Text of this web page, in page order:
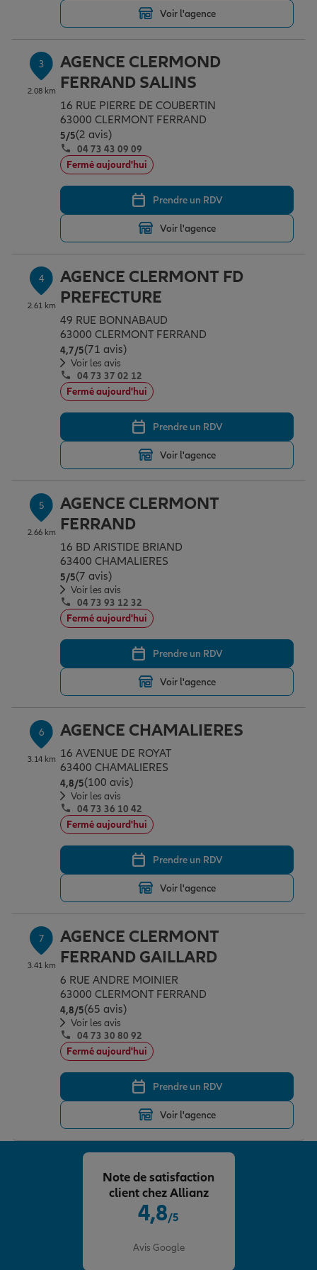
Assurance scolaire
Protection juridique
Tous nos devis d'assurance
Voir l'agence
3
2.08 km
AGENCE CLERMOND
FERRAND SALINS
16 RUE PIERRE DE COUBERTIN
63000 CLERMONT FERRAND
5/5Note de 5 sur 5
(2 avis)
04 73 43 09 09
Fermé aujourd'hui
Prendre un RDV
Voir l'agence
4
2.61 km
AGENCE CLERMONT FD
PREFECTURE
49 RUE BONNABAUD
63000 CLERMONT FERRAND
4,7/5Note de 4.7 sur 5
(71 avis)
Voir les avis
04 73 37 02 12
Fermé aujourd'hui
Prendre un RDV
Voir l'agence
5
2.66 km
AGENCE CLERMONT
FERRAND
16 BD ARISTIDE BRIAND
63400 CHAMALIERES
5/5Note de 5 sur 5
(7 avis)
Voir les avis
04 73 93 12 32
Fermé aujourd'hui
Prendre un RDV
Voir l'agence
6
3.14 km
AGENCE CHAMALIERES
16 AVENUE DE ROYAT
63400 CHAMALIERES
4,8/5Note de 4.8 sur 5
(100 avis)
Voir les avis
04 73 36 10 42
Fermé aujourd'hui
Prendre un RDV
Voir l'agence
7
3.41 km
AGENCE CLERMONT
FERRAND GAILLARD
6 RUE ANDRE MOINIER
63000 CLERMONT FERRAND
4,8/5Note de 4.8 sur 5
(65 avis)
Voir les avis
04 73 30 80 92
Fermé aujourd'hui
Prendre un RDV
Voir l'agence
4,8/5
Avis Google
Note de satisfaction
client chez Allianz